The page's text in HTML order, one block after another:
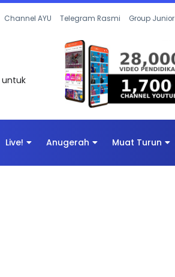
Channel AYU Telegram Rasmi Group Junior
untuk
Live! Anugerah Muat Turun